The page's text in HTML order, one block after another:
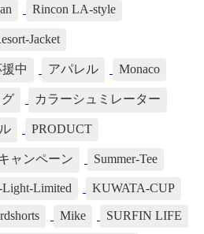
Rincon LA-style
Jacket
中 アパレル Monaco
カラーシュミレーター
PRODUCT
ャンペーン Summer-Tee
Light-Limited KUWATA-CUP
Mike SURFIN LIFE